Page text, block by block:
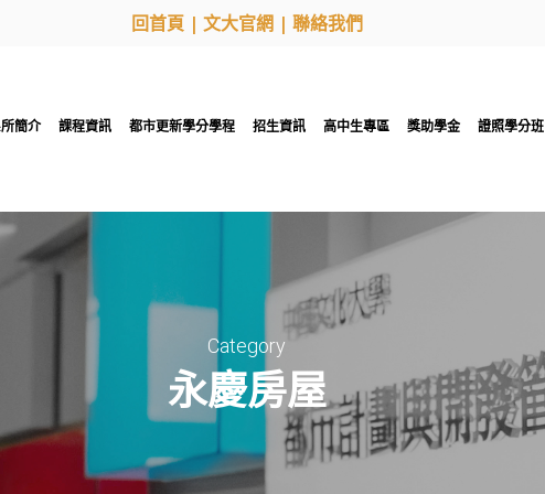
回首頁| 文大官網| 聯絡我們
簡介 課程資訊 都市更新學分學程 招生資訊 高中生專區 獎助學金 證照學分班
Category
永慶房屋